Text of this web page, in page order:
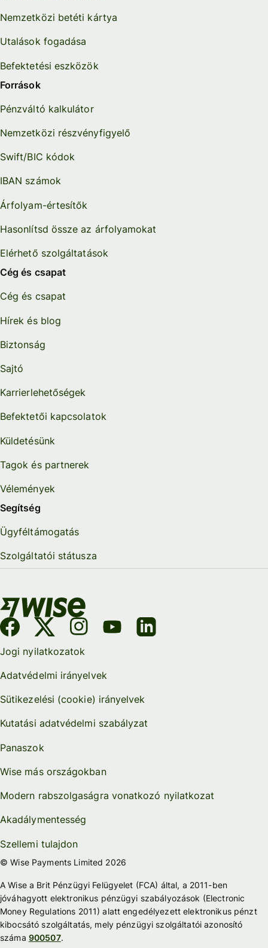
Nemzetközi betéti kártya
Utalások fogadása
Befektetési eszközök
Források
Pénzváltó kalkulátor
Nemzetközi részvényfigyelő
Swift/BIC kódok
IBAN számok
Árfolyam-értesítők
Hasonlítsd össze az árfolyamokat
Elérhető szolgáltatások
Cég és csapat
Cég és csapat
Hírek és blog
Biztonság
Sajtó
Karrierlehetőségek
Befektetői kapcsolatok
Küldetésünk
Tagok és partnerek
Vélemények
Segítség
Ügyféltámogatás
Szolgáltatói státusza
Jogi nyilatkozatok
Adatvédelmi irányelvek
Sütikezelési (cookie) irányelvek
Kutatási adatvédelmi szabályzat
Panaszok
Wise más országokban
Modern rabszolgaságra vonatkozó nyilatkozat
Akadálymentesség
Szellemi tulajdon
© Wise Payments Limited 2026
A Wise a Brit Pénzügyi Felügyelet (FCA) által, a 2011-ben
jóváhagyott elektronikus pénzügyi szabályozások (Electronic
Money Regulations 2011) alatt engedélyezett elektronikus pénzt
kibocsátó szolgáltatás, mely pénzügyi szolgáltatói azonosító
száma 900507.